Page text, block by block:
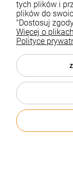
tych plików i
plików do
"Dostosuj
Więcej o
Polityce